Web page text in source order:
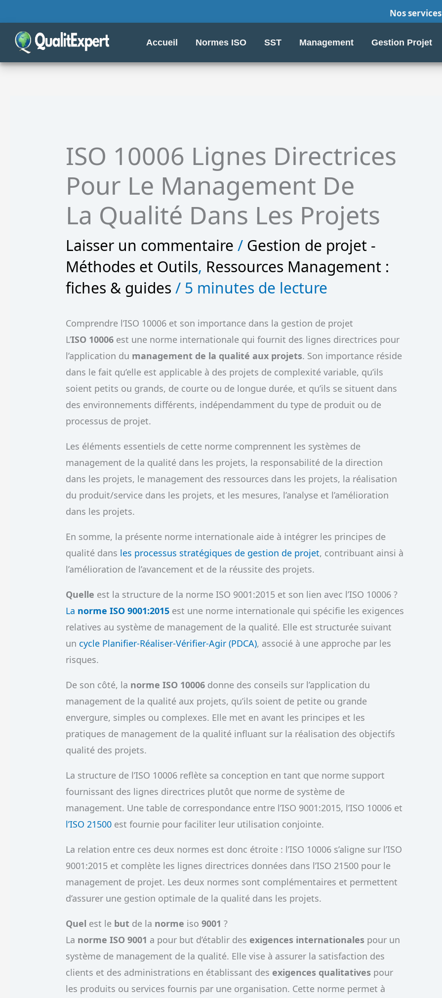
au
contenu
Nos services
Accueil Normes ISO SST Management Gestion Projet
ISO 10006 Lignes Directrices
Pour Le Management De
La Qualité Dans Les Projets
Laisser un commentaire / Gestion de projet -
Méthodes et Outils, Ressources Management :
fiches & guides / 5 minutes de lecture
Comprendre l’ISO 10006 et son importance dans la gestion de projet
L’ISO 10006 est une norme internationale qui fournit des lignes directrices pour
l’application du management de la qualité aux projets. Son importance réside
dans le fait qu’elle est applicable à des projets de complexité variable, qu’ils
soient petits ou grands, de courte ou de longue durée, et qu’ils se situent dans
des environnements différents, indépendamment du type de produit ou de
processus de projet.
Les éléments essentiels de cette norme comprennent les systèmes de
management de la qualité dans les projets, la responsabilité de la direction
dans les projets, le management des ressources dans les projets, la réalisation
du produit/service dans les projets, et les mesures, l’analyse et l’amélioration
dans les projets.
En somme, la présente norme internationale aide à intégrer les principes de
qualité dans les processus stratégiques de gestion de projet, contribuant ainsi à
l’amélioration de l’avancement et de la réussite des projets.
Quelle est la structure de la norme ISO 9001:2015 et son lien avec l’ISO 10006 ?
La norme ISO 9001:2015 est une norme internationale qui spécifie les exigences
relatives au système de management de la qualité. Elle est structurée suivant
un cycle Planifier-Réaliser-Vérifier-Agir (PDCA), associé à une approche par les
risques.
De son côté, la norme ISO 10006 donne des conseils sur l’application du
management de la qualité aux projets, qu’ils soient de petite ou grande
envergure, simples ou complexes. Elle met en avant les principes et les
pratiques de management de la qualité influant sur la réalisation des objectifs
qualité des projets.
La structure de l’ISO 10006 reflète sa conception en tant que norme support
fournissant des lignes directrices plutôt que norme de système de
management. Une table de correspondance entre l’ISO 9001:2015, l’ISO 10006 et
l’ISO 21500 est fournie pour faciliter leur utilisation conjointe.
La relation entre ces deux normes est donc étroite : l’ISO 10006 s’aligne sur l’ISO
9001:2015 et complète les lignes directrices données dans l’ISO 21500 pour le
management de projet. Les deux normes sont complémentaires et permettent
d’assurer une gestion optimale de la qualité dans les projets.
Quel est le but de la norme iso9001 ?
La norme ISO 9001 a pour but d’établir des exigences internationales pour un
système de management de la qualité. Elle vise à assurer la satisfaction des
clients et des administrations en établissant des exigences qualitatives pour
les produits ou services fournis par une organisation. Cette norme permet à